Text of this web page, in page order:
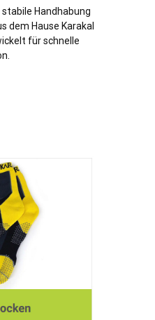
Handhabung
dem Hause Karakal
für schnelle